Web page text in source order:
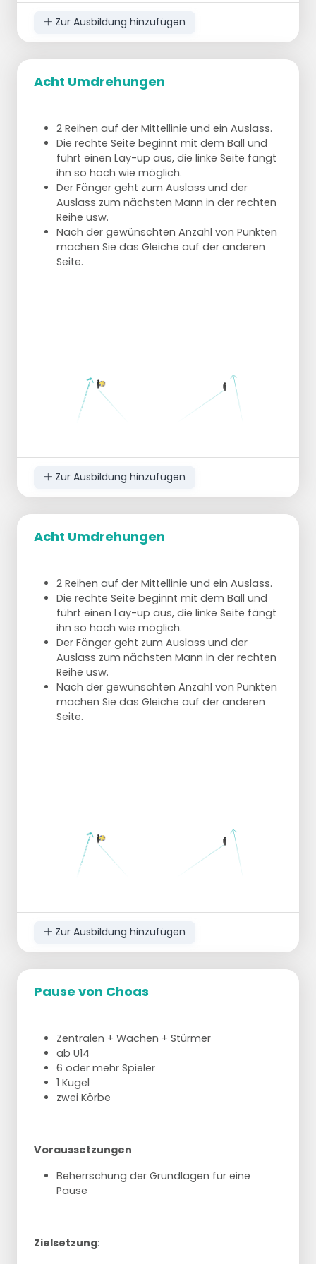
Zur Ausbildung hinzufügen
Acht Umdrehungen
2 Reihen auf der Mittellinie und ein Auslass.
Die rechte Seite beginnt mit dem Ball und
führt einen Lay-up aus, die linke Seite fängt
ihn so hoch wie möglich.
Der Fänger geht zum Auslass und der
Auslass zum nächsten Mann in der rechten
Reihe usw.
Nach der gewünschten Anzahl von Punkten
machen Sie das Gleiche auf der anderen
Seite.
Zur Ausbildung hinzufügen
Acht Umdrehungen
2 Reihen auf der Mittellinie und ein Auslass.
Die rechte Seite beginnt mit dem Ball und
führt einen Lay-up aus, die linke Seite fängt
ihn so hoch wie möglich.
Der Fänger geht zum Auslass und der
Auslass zum nächsten Mann in der rechten
Reihe usw.
Nach der gewünschten Anzahl von Punkten
machen Sie das Gleiche auf der anderen
Seite.
Zur Ausbildung hinzufügen
Pause von Choas
Zentralen + Wachen + Stürmer
ab U14
6 oder mehr Spieler
1 Kugel
zwei Körbe
Voraussetzungen
Beherrschung der Grundlagen für eine
Pause
Zielsetzung: